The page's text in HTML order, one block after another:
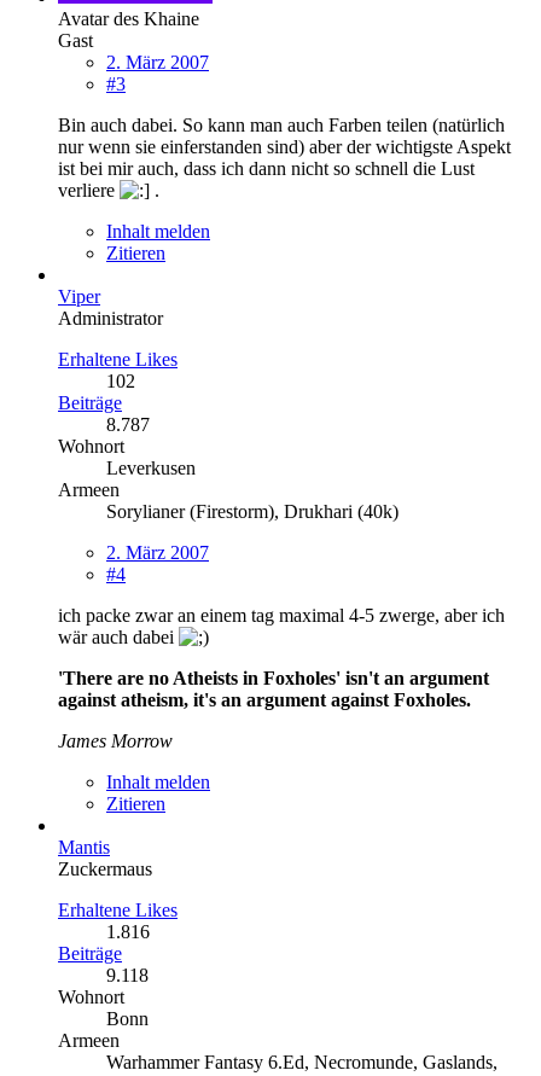
Avatar des Khaine
Gast
2. März 2007
#3
Bin auch dabei. So kann man auch Farben teilen (natürlich
nur wenn sie einferstanden sind) aber der wichtigste Aspekt
ist bei mir auch, dass ich dann nicht so schnell die Lust
verliere
.
Inhalt melden
Zitieren
Viper
Administrator
Erhaltene Likes
102
Beiträge
8.787
Wohnort
Leverkusen
Armeen
Sorylianer (Firestorm), Drukhari (40k)
2. März 2007
#4
ich packe zwar an einem tag maximal 4-5 zwerge, aber ich
wär auch dabei
'There are no Atheists in Foxholes' isn't an argument
against atheism, it's an argument against Foxholes.
James Morrow
Inhalt melden
Zitieren
Mantis
Zuckermaus
Erhaltene Likes
1.816
Beiträge
9.118
Wohnort
Bonn
Armeen
Warhammer Fantasy 6.Ed, Necromunde, Gaslands,